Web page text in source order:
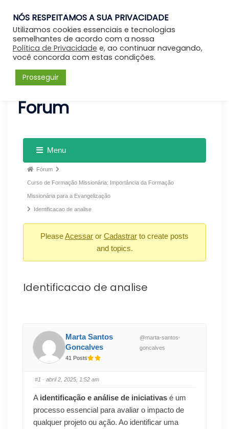
Entrar
Forum
Menu
Fórum
Curso de Formação Missionária: Importância da Formação
Missionária para a Evangelização
Identificacao de analise
PleaseAcessar or Cadastrar to create posts
and topics.
Identificacao de analise
Marta Santos
Goncalves
@marta-santos-
goncalves
41 Posts
#1 · abril 2, 2025, 1:52 am
A identificação e análise de iniciativas é um
processo essencial para avaliar o impacto de
qualquer projeto ou ação. Ao identificar uma
NÓS RESPEITAMOS A SUA PRIVACIDADE
Utilizamos cookies essenciais e tecnologias
semelhantes de acordo com a nossa
Política de Privacidade e, ao continuar navegando,
você concorda com estas condições.
Prosseguir